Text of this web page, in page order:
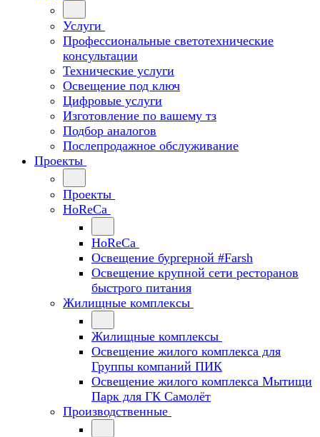
Услуги
Профессиональные светотехнические
консультации
Технические услуги
Освещение под ключ
Цифровые услуги
Изготовление по вашему тз
Подбор аналогов
Послепродажное обслуживание
Проекты
Проекты
HoReCa
HoReCa
Освещение бургерной #Farsh
Освещение крупной сети ресторанов
быстрого питания
Жилищные комплексы
Жилищные комплексы
Освещение жилого комплекса для
Группы компаний ПИК
Освещение жилого комплекса Мытищи
Парк для ГК Самолёт
Производственные